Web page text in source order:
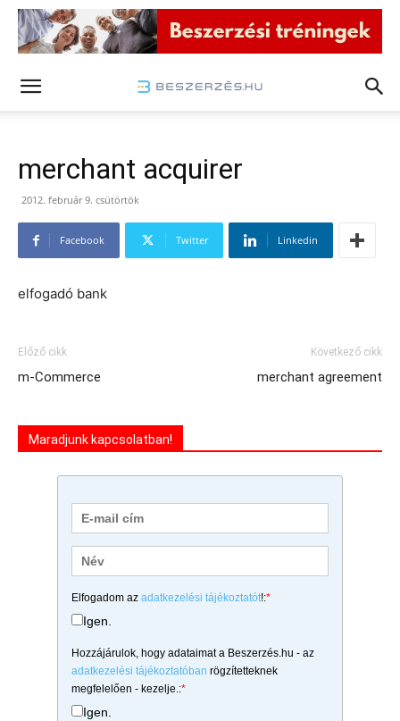
merchant acquirer
2012. február 9. csütörtök
Facebook Twitter Linkedin
elfogadó bank
Előző cikk
m-Commerce
Következő cikk
merchant agreement
Maradjunk kapcsolatban!
Elfogadom az adatkezelési tájékoztatót!:*
Igen.
Hozzájárulok, hogy adataimat a Beszerzés.hu - az
adatkezelési tájékoztatóban rögzítetteknek
megfelelően - kezelje.:*
Igen.